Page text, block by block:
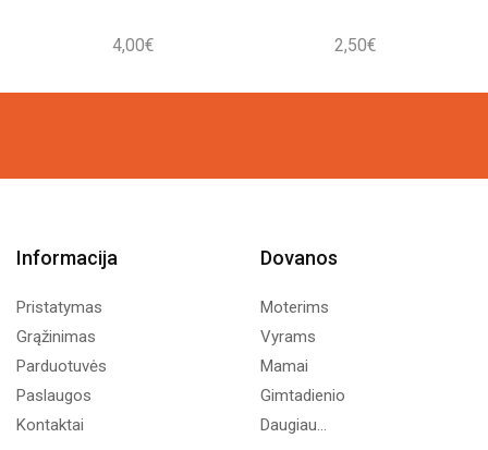
4,00€ 2,50€
Informacija
Pristatymas
Grąžinimas
Parduotuvės
Paslaugos
Kontaktai
Dovanos
Moterims
Vyrams
Mamai
Gimtadienio
Daugiau...